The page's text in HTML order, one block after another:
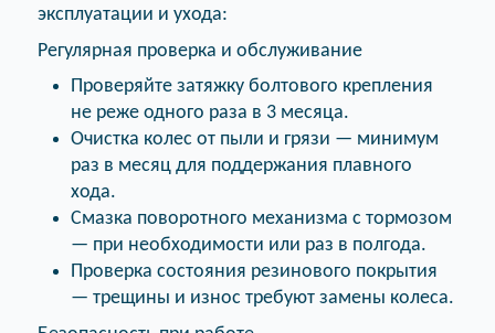
эксплуатации и ухода:
Регулярная проверка и обслуживание
Проверяйте затяжку болтового крепления
не реже одного раза в 3 месяца.
Очистка колес от пыли и грязи — минимум
раз в месяц для поддержания плавного
хода.
Смазка поворотного механизма с тормозом
— при необходимости или раз в полгода.
Проверка состояния резинового покрытия
— трещины и износ требуют замены колеса.